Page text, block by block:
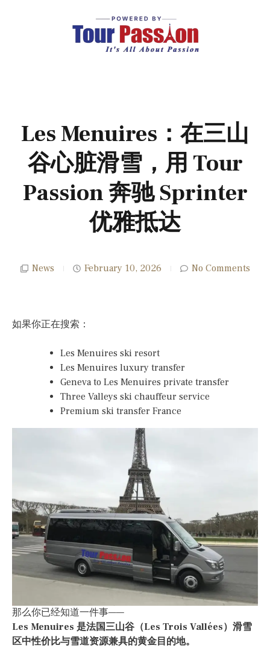
Les Menuires：在三山
谷心脏滑雪，用 Tour
Passion 奔驰 Sprinter
优雅抵达
News February 10, 2026 No Comments
如果你正在搜索：
Les Menuires ski resort
Les Menuires luxury transfer
Geneva to Les Menuires private transfer
Three Valleys ski chauffeur service
Premium ski transfer France
那么你已经知道一件事——
Les Menuires 是法国三山谷（Les Trois Vallées）滑雪
区中性价比与雪道资源兼具的黄金目的地。